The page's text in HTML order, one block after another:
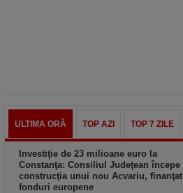
ULTIMA ORĂ TOP AZI TOP 7 ZILE
Investiţie de 23 milioane euro la
Constanţa: Consiliul Judeţean începe
construcţia unui nou Acvariu,
fonduri europene